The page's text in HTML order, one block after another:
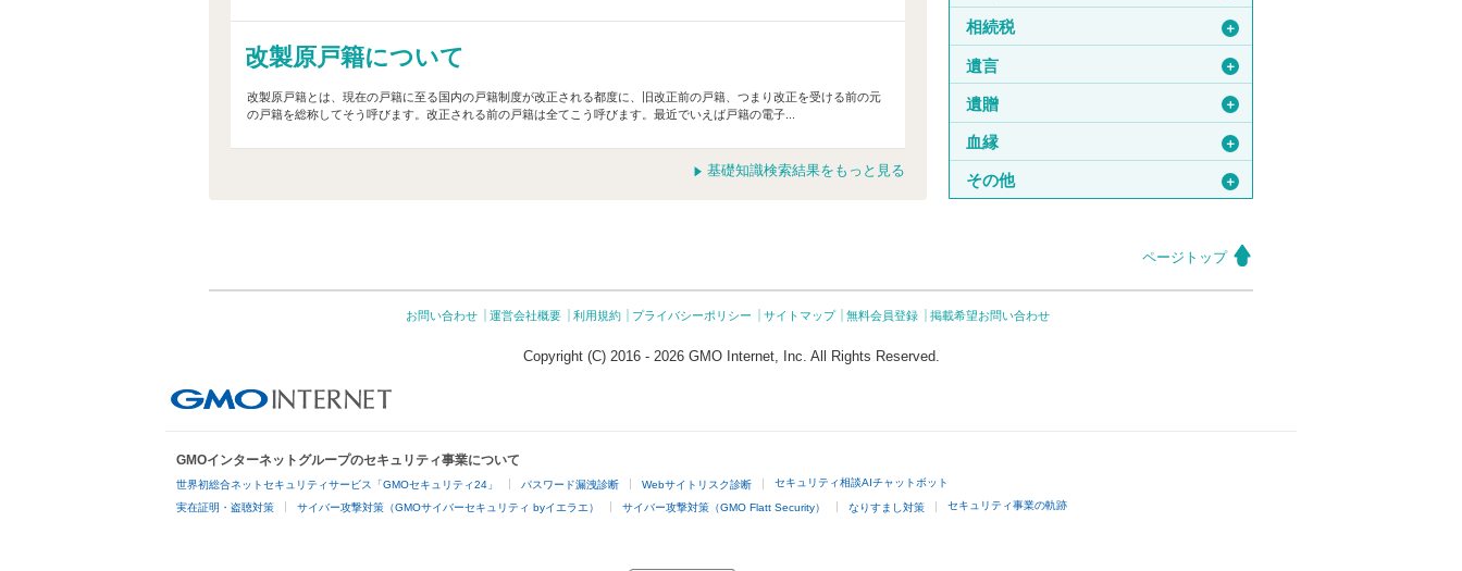
改製原戸籍について
改製原戸籍とは、現在の戸籍に至る国内の戸籍制度が改正される都度に、旧改正前の戸籍、つまり改正を受ける前の元
の戸籍を総称してそう呼びます。改正される前の戸籍は全てこう呼びます。最近でいえば戸籍の電子...
基礎知識検索結果をもっと見る
相続税 ＋
遺言 ＋
遺贈 ＋
血縁 ＋
その他 ＋
ページトップ
お問い合わせ 運営会社概要 利用規約 プライバシーポリシー サイトマップ 無料会員登録 掲載希望お問い合わせ
Copyright (C) 2016 - 2026 GMO Internet, Inc. All Rights Reserved.
GMOインターネットグループのセキュリティ事業について
世界初総合ネットセキュリティサービス「GMOセキュリティ24」 パスワード漏洩診断 Webサイトリスク診断 セキュリティ相談AIチャットボット
実在証明・盗聴対策 サイバー攻撃対策（GMOサイバーセキュリティ byイエラエ） サイバー攻撃対策（GMO Flatt Security） なりすまし対策 セキュリティ事業の軌跡